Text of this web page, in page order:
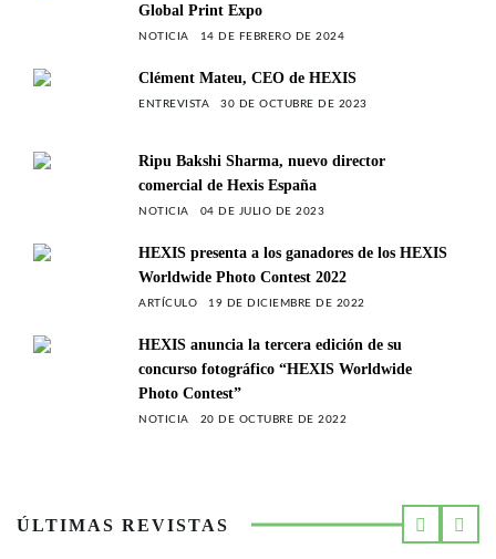
Global Print Expo
NOTICIA 14 DE FEBRERO DE 2024
Clément Mateu, CEO de HEXIS
ENTREVISTA 30 DE OCTUBRE DE 2023
Ripu Bakshi Sharma, nuevo director
comercial de Hexis España
NOTICIA 04 DE JULIO DE 2023
HEXIS presenta a los ganadores de los HEXIS
Worldwide Photo Contest 2022
ARTÍCULO 19 DE DICIEMBRE DE 2022
HEXIS anuncia la tercera edición de su
concurso fotográfico “HEXIS Worldwide
Photo Contest”
NOTICIA 20 DE OCTUBRE DE 2022
ÚLTIMAS REVISTAS